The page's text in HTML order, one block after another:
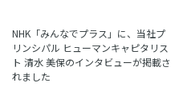
NHK「みんなでプラス」に、当社プ
リンシパル ヒューマンキャピタリス
ト 清水 美保のインタビューが掲載さ
れました